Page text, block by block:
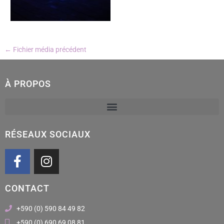
← Fichier média précédent
À PROPOS
RÉSEAUX SOCIAUX
F
a
e
b
o
I
n
t
a
g
CONTACT
+590 (0) 590 84 49 82
+590 (0) 690 69 08 81